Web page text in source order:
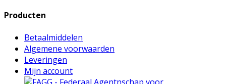
Producten
Betaalmiddelen
Algemene voorwaarden
Leveringen
Mijn account